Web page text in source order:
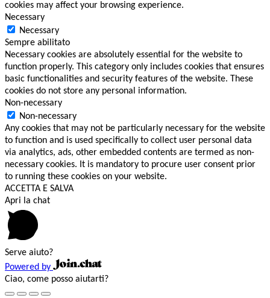
cookies may affect your browsing experience.
Necessary
Necessary
Sempre abilitato
Necessary cookies are absolutely essential for the website to
function properly. This category only includes cookies that ensures
basic functionalities and security features of the website. These
cookies do not store any personal information.
Non-necessary
Non-necessary
Any cookies that may not be particularly necessary for the website
to function and is used specifically to collect user personal data
via analytics, ads, other embedded contents are termed as non-
necessary cookies. It is mandatory to procure user consent prior
to running these cookies on your website.
ACCETTA E SALVA
Apri la chat
Serve aiuto?
Powered by
Ciao, come posso aiutarti?